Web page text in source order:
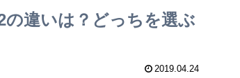
違いは？どっちを選ぶ
2019.04.24